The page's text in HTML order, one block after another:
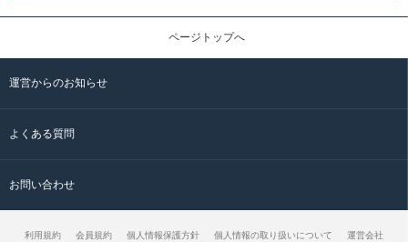
ページトップへ
運営からのお知らせ
よくある質問
お問い合わせ
利用規約 会員規約 個人情報保護方針 個人情報の取り扱いについて 運営会社